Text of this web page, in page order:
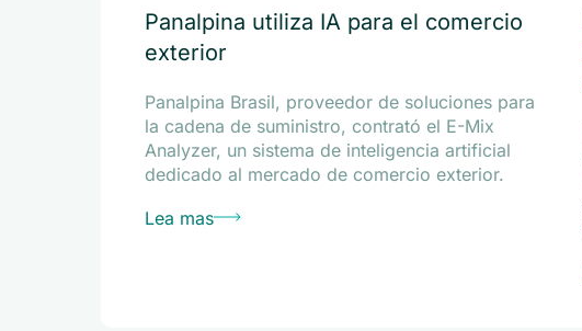
Panalpina utiliza IA para el comercio
exterior
Panalpina Brasil, proveedor de soluciones para
la cadena de suministro, contrató el E-Mix
Analyzer, un sistema de inteligencia artificial
dedicado al mercado de comercio exterior.
Lea mas